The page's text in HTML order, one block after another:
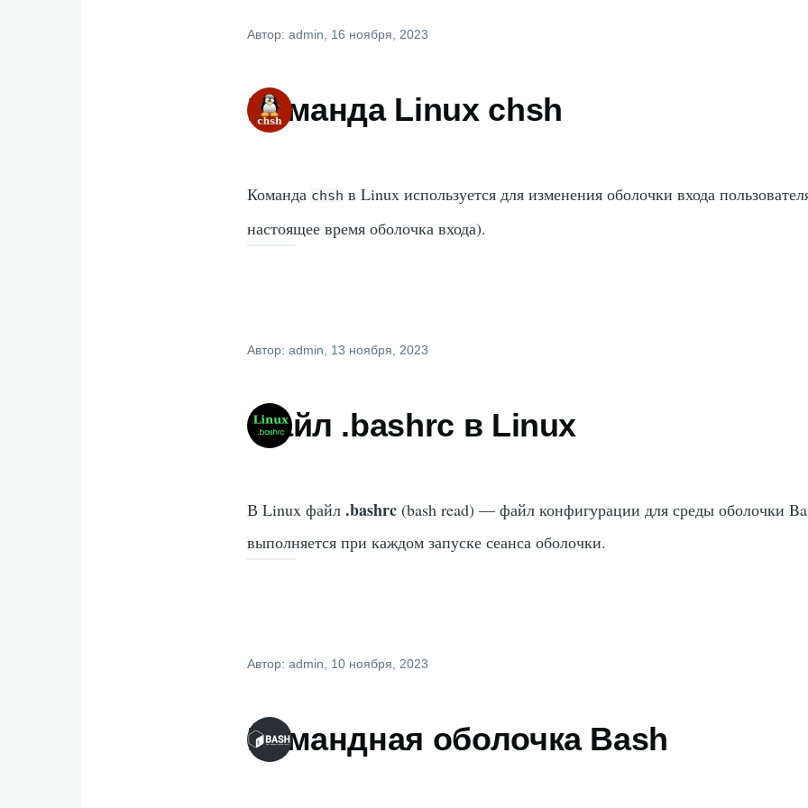
Автор:admin, 16 ноября, 2023
Команда Linux chsh
Команда chsh в Linux используется для изменения оболочки входа
настоящее время оболочка входа).
Автор:admin , 13 ноября, 2023
Файл .bashrc в Linux
В Linux файл.bashrc (bash read) — файл конфигурации для среды оболочки
выполняется при каждом запуске сеанса оболочки.
Автор:admin , 10 ноября, 2023
Командная оболочка Bash